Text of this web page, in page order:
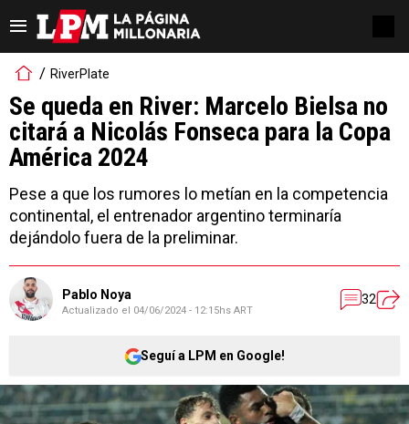
RiverPlate
Se queda en River: Marcelo Bielsa no
citará a Nicolás Fonseca para la Copa
América 2024
Pese a que los rumores lo metían en la competencia
continental, el entrenador argentino terminaría
dejándolo fuera de la preliminar.
Pablo Noya
Actualizado el 04/06/2024 - 12:15hs ART
32
Seguí a LPM en Google!